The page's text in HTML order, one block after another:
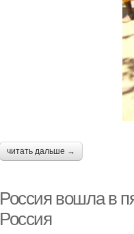
читать дальше →
Россия вошла в
Россия